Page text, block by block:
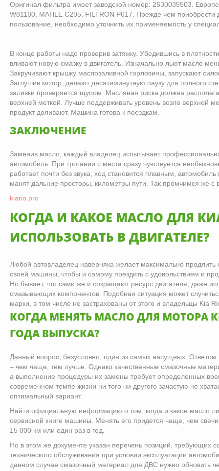
Оригинал фильтра имеет заводской номер: 2630035503.
W81180, MAHLE C205, FILTRON P617. Прежде чем приобрести
пользование, необходимо уточнить их применяемость у
В конце работы надо проверив затяжку. Убедившись в
вливают новую смазку в двигатель. Изначально льют масло
Закручивают крышку маслозаливной горловины, запускают
Заглушив мотор, делают десятиминутную паузу для полного
заливки проверяется щупом. Масляная риска должна
верхней меткой. Лучше поддерживать уровень возле верхней
продукт доливают. Машина готова к поездкам.
ЗАКЛЮЧЕНИЕ
Заменив масло, каждый владелец испытывает
автомобиль. При трогании с места сразу чувствуется
работает почти без звука, ход становится плавным,
манят дальние просторы, километры пути. Так промчимся же с
kiario.pro
КОГДА И КАКОЕ МАСЛО ДЛЯ
ИСПОЛЬЗОВАТЬ В ДВИГАТЕЛЕ?
Любой автовладелец наверняка желает максимально продлить
своей машины, чтобы и самому поездить с удовольствием и
Но бывает, что сами же и сокращают ресурс двигателя, даже
смазывающих компонентов. Подобная ситуация может
марки, в том числе не застрахованы от этого и владельцы Kia
КОГДА МЕНЯТЬ МАСЛО ДЛЯ МОТОРА
ГОДА ВЫПУСКА?
Данный вопрос, безусловно, один из самых насущных.
– чем чаще, тем лучше. Однако качественные смазочные
а выполнение процедуры их замены требует определенных
современном темпе жизни ни того ни другого зачастую не
оптимальный вариант.
Найти официальную информацию о том, когда и какое масло
сервисной книге машины. Менять его придется чаще, чем
15 000 км или один раз в год.
Но в этом же документе указан перечень позиций, требующих
технического обслуживания при условии эксплуатации
данном случае смазочный материал для ДВС нужно обновить